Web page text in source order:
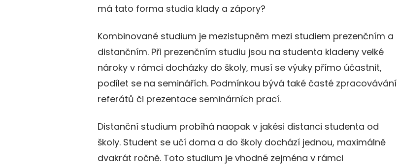
má tato forma studia klady a zápory?
Kombinované studium je mezistupněm mezi studiem prezenčním a
distančním. Při prezenčním studiu jsou na studenta kladeny velké
nároky v rámci docházky do školy, musí se výuky přímo účastnit,
podílet se na seminářích. Podmínkou bývá také časté zpracovávání
referátů či prezentace seminárních prací.
Distanční studium probíhá naopak v jakési distanci studenta od
školy. Student se učí doma a do školy dochází jednou, maximálně
dvakrát ročně. Toto studium je vhodné zejména v rámci